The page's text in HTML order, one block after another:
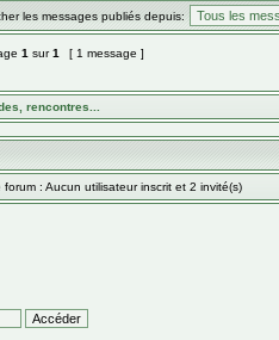
les messages publiés depuis:
1 sur1 [ 1 message ]
rencontres...
: Aucun utilisateur inscrit et 2 invité(s)